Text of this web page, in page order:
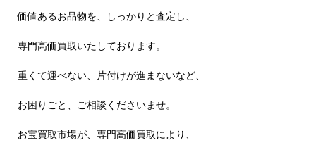
価値あるお品物を、しっかりと査定し、
専門高価買取いたしております。
重くて運べない、片付けが進まないなど、
お困りごと、ご相談くださいませ。
お宝買取市場が、専門高価買取により、